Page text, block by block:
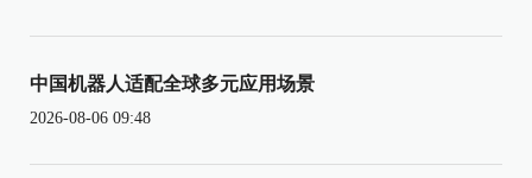
中国机器人适配全球多元应用场景
2026-08-06 09:48